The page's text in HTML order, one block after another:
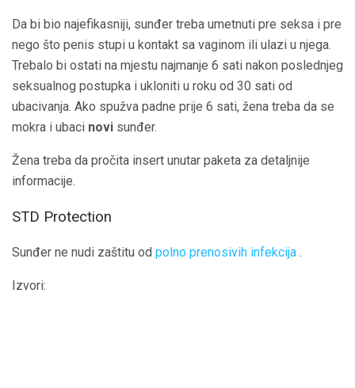
Da bi bio najefikasniji, sunđer treba umetnuti pre seksa i pre
nego što penis stupi u kontakt sa vaginom ili ulazi u njega.
Trebalo bi ostati na mjestu najmanje 6 sati nakon poslednjeg
seksualnog postupka i ukloniti u roku od 30 sati od
ubacivanja. Ako spužva padne prije 6 sati, žena treba da se
mokra i ubaci novi sunđer.
Žena treba da pročita insert unutar paketa za detaljnije
informacije.
STD Protection
Sunđer ne nudi zaštitu od polno prenosivih infekcija .
Izvori: